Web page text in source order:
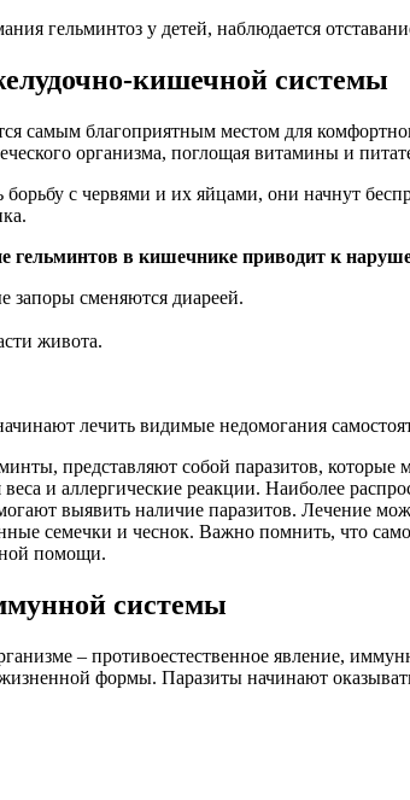
гельминтоз у детей, наблюдается
кишечной системы
самым благоприятным местом для
организма, поглощая витамины и
борьбу с червями и их яйцами, они начнут
гельминтов в кишечнике приводит к
запоры сменяются диареей.
живота.
лечить видимые недомогания
представляют собой паразитов,
веса и аллергические реакции. Наиболее
выявить наличие паразитов. Лечение
семечки и чеснок. Важно помнить, что
помощи.
системы
– противоестественное явление,
формы. Паразиты начинают